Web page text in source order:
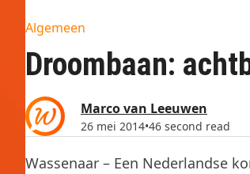
Algemeen
Droombaan:
Marco van Leeuwen
26 mei 2014•46 second read
Wassenaar – Een Nederlandse